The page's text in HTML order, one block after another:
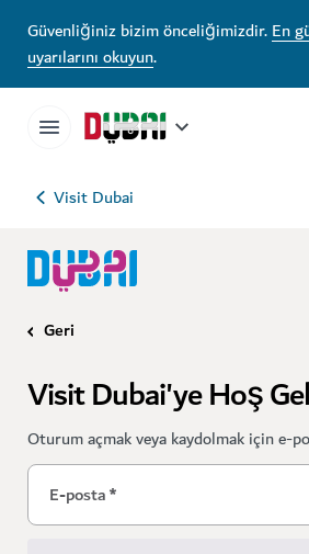
Güvenliğiniz bizim önceliğimizdir.En
uyarılarını okuyun.
Visit Dubai
Geri
Visit Dubai'ye Hoş
Oturum açmak veya kaydolmak için e-
E-posta*